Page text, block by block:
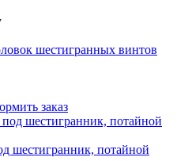
шестигранных винтов
заказ
шестигранник, потайной